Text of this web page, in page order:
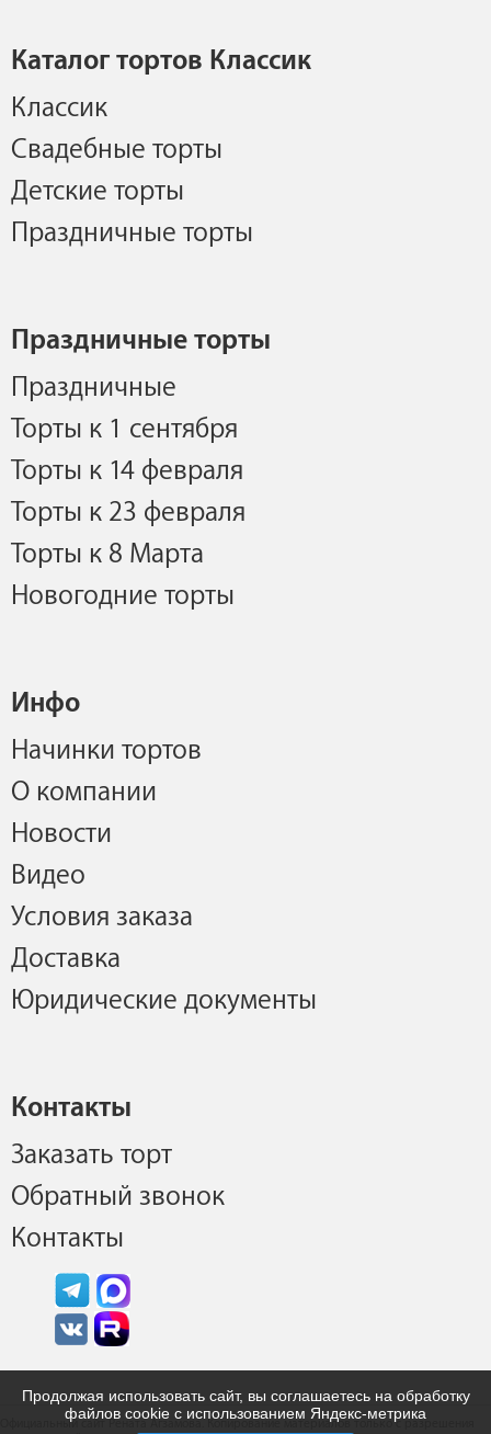
Каталог тортов Классик
Классик
Свадебные торты
Детские торты
Праздничные торты
Праздничные торты
Праздничные
Торты к 1 сентября
Торты к 14 февраля
Торты к 23 февраля
Торты к 8 Марта
Новогодние торты
Инфо
Начинки тортов
О компании
Новости
Видео
Условия заказа
Доставка
Юридические документы
Контакты
Заказать торт
Обратный звонок
Контакты
Официальный сайт Рената Агзамова. Копирование материалов только с разрешения
Продолжая использовать сайт, вы соглашаетесь на обработку
файлов cookie с использованием Яндекс-метрика